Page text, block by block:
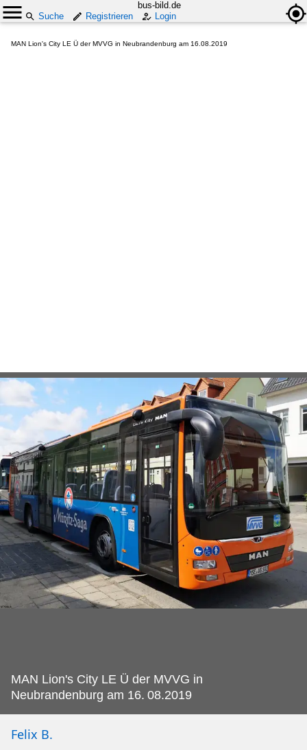
bus-bild.de
Suche
Registrieren Login
MAN Lion's City LE Ü der MVVG in Neubrandenburg am 16.08.2019
MAN Lion's City LE Ü der MVVG in
Neubrandenburg am 16. 08.2019
Felix B.